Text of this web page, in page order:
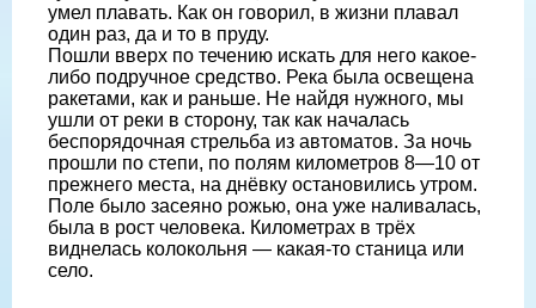
умел плавать. Как он говорил, в жизни плавал
один раз, да и то в пруду.
Пошли вверх по течению искать для него какое-
либо подручное средство. Река была освещена
ракетами, как и раньше. Не найдя нужного, мы
ушли от реки в сторону, так как началась
беспорядочная стрельба из автоматов. За ночь
прошли по степи, по полям километров 8—10 от
прежнего места, на днёвку остановились утром.
Поле было засеяно рожью, она уже наливалась,
была в рост человека. Километрах в трёх
виднелась колокольня — какая-то станица или
село.